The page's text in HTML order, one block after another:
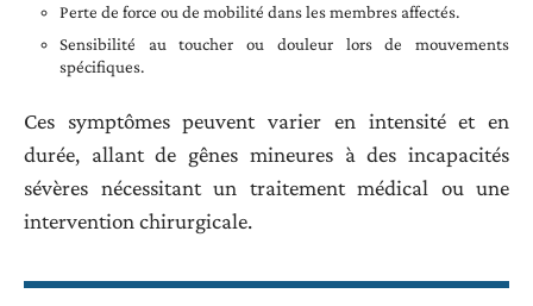
Perte de force ou de mobilité dans les membres affectés.
Sensibilité au toucher ou douleur lors de mouvements
spécifiques.
Ces symptômes peuvent varier en intensité et en
durée, allant de gênes mineures à des incapacités
sévères nécessitant un traitement médical ou une
intervention chirurgicale.